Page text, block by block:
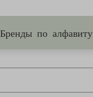
Бренды по алфавиту